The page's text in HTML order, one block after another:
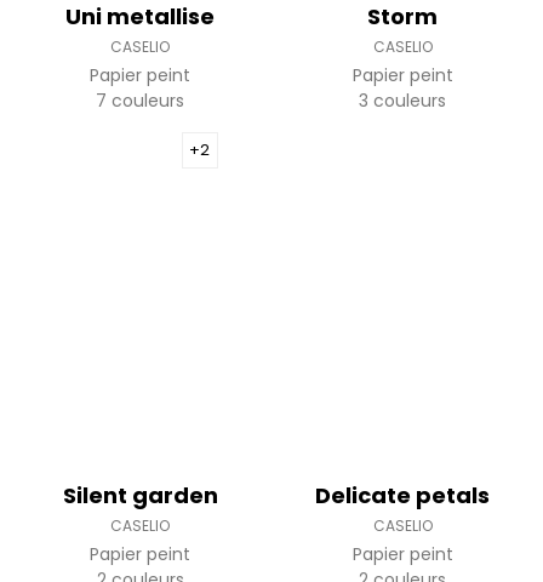
Uni metallise
CASELIO
Papier peint
7 couleurs
+2
Storm
CASELIO
Papier peint
3 couleurs
Silent garden
CASELIO
Papier peint
Delicate petals
CASELIO
Papier peint